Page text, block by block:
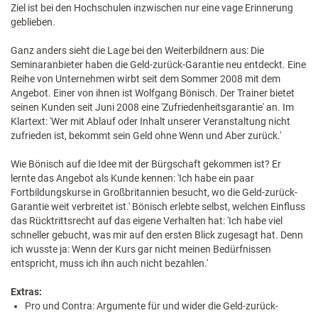
Ziel ist bei den Hochschulen inzwischen nur eine vage Erinnerung
geblieben.
Ganz anders sieht die Lage bei den Weiterbildnern aus: Die
Seminaranbieter haben die Geld-zurück-Garantie neu entdeckt. Eine
Reihe von Unternehmen wirbt seit dem Sommer 2008 mit dem
Angebot. Einer von ihnen ist Wolfgang Bönisch. Der Trainer bietet
seinen Kunden seit Juni 2008 eine 'Zufriedenheitsgarantie' an. Im
Klartext: 'Wer mit Ablauf oder Inhalt unserer Veranstaltung nicht
zufrieden ist, bekommt sein Geld ohne Wenn und Aber zurück.'
Wie Bönisch auf die Idee mit der Bürgschaft gekommen ist? Er
lernte das Angebot als Kunde kennen: 'Ich habe ein paar
Fortbildungskurse in Großbritannien besucht, wo die Geld-zurück-
Garantie weit verbreitet ist.' Bönisch erlebte selbst, welchen Einfluss
das Rücktrittsrecht auf das eigene Verhalten hat: 'Ich habe viel
schneller gebucht, was mir auf den ersten Blick zugesagt hat. Denn
ich wusste ja: Wenn der Kurs gar nicht meinen Bedürfnissen
entspricht, muss ich ihn auch nicht bezahlen.'
Extras:
Pro und Contra: Argumente für und wider die Geld-zurück-